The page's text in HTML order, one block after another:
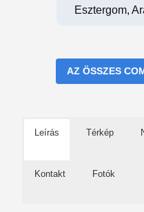
Esztergom,
AZ ÖSSZES
Leírás Térkép
Kontakt Fotók